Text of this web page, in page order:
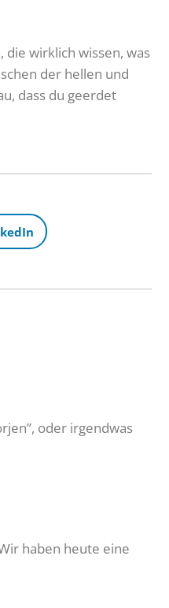
wirklich wissen, was
der hellen und
dass du geerdet
oder irgendwas
haben heute eine